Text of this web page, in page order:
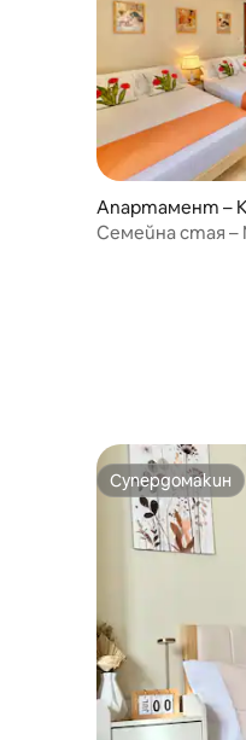
Апартамент –
Семейна стая
Супердомакин
Супердомакин